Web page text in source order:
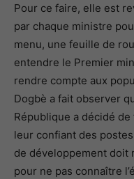
Pour ce faire, elle est
par chaque ministre
menu, une feuille de
entendre le Premier
rendre compte aux
Dogbè a fait observer
République a décidé
leur confiant des
de développement doit
pour ne pas connaître